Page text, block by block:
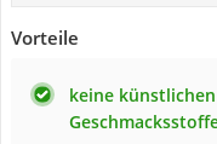
Vorteile
keine künstlichen